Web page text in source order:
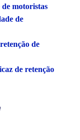
motoristas
de
de
de retenção